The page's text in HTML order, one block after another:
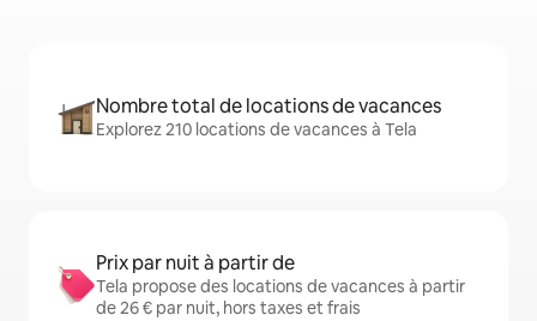
Nombre total de locations de vacances
Explorez 210 locations de vacances à Tela
Prix par nuit à partir de
Tela propose des locations de vacances à partir
de 26 € par nuit, hors taxes et frais